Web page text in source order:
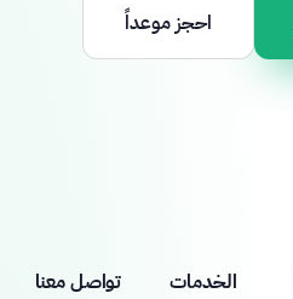
احجز موعداً
الخدمات تواصل معنا